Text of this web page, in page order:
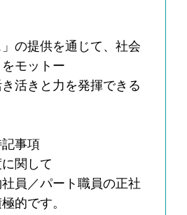
」の提供を通じて、社会
モットー
活きと力を発揮できる
事項
関して
員／パート職員の正社
的です。